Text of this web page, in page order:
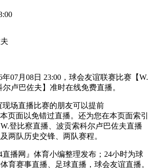
07月08日 23:00，球会友谊联赛比赛【W.
卢巴佐夫】准时在线免费直播。
场直播比赛的朋友可以提前
页面以免错过直播。还为您在本页面索引
登比察直播、波贡索科尔卢巴佐夫直播
两队历史交锋、两队赛程。
播网』体育小编整理发布；24小时为球
育赛事直播、足球直播，球会友谊直播。